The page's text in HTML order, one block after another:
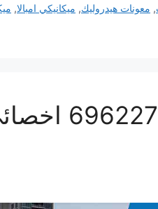
, معونات هيدروليك, ميكانيكي امبالا,
تصليح